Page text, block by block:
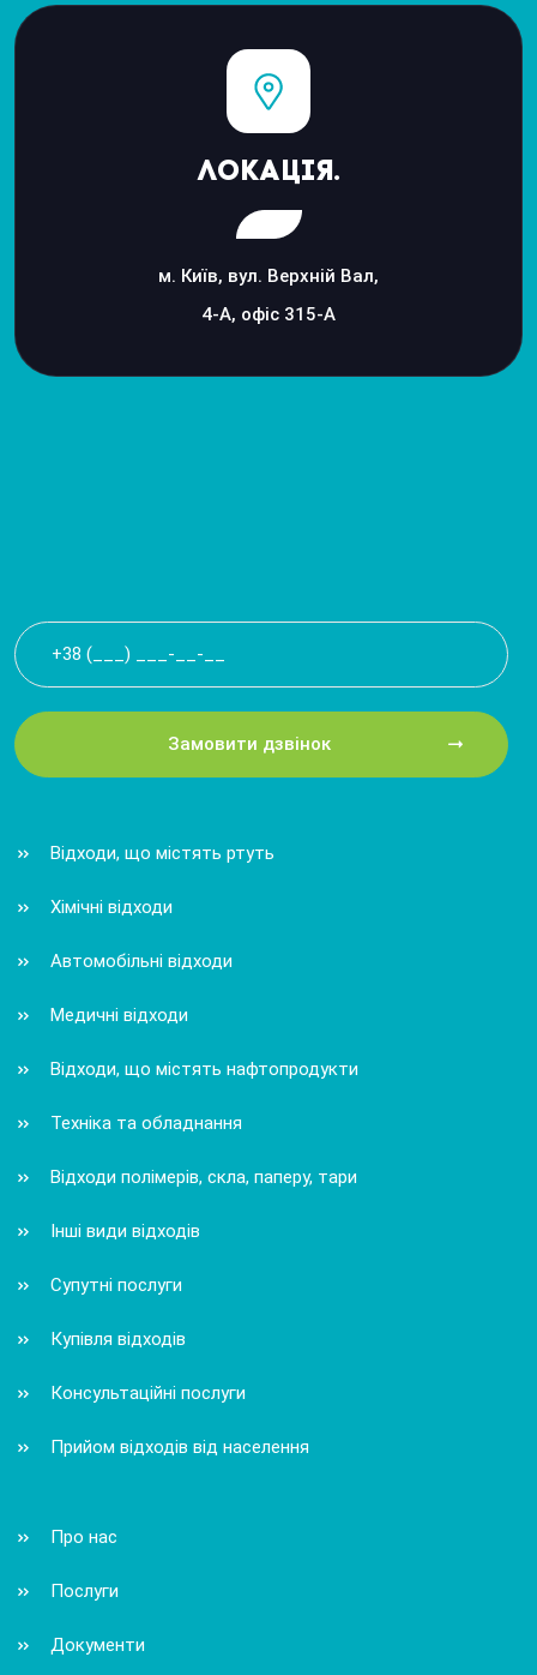
Локація.
м. Київ, вул. Верхній Вал,
4-А, офіс 315-А
Замовити дзвінок
Відходи, що містять ртуть
Хімічні відходи
Автомобільні відходи
Медичні відходи
Відходи, що містять нафтопродукти
Техніка та обладнання
Відходи полімерів, скла, паперу, тари
Інші види відходів
Супутні послуги
Купівля відходів
Консультаційні послуги
Прийом відходів від населення
Про нас
Послуги
Документи